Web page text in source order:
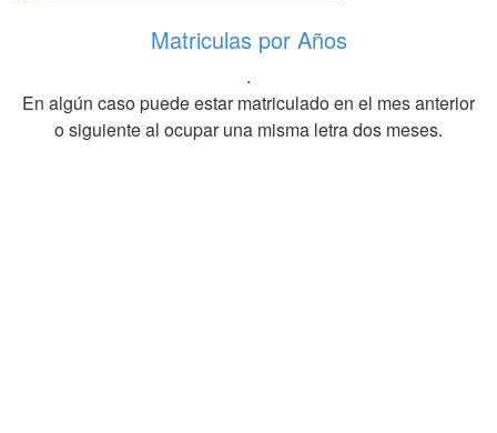
Matriculas por Años
.
En algún caso puede estar matriculado en el mes anterior
o siguiente al ocupar una misma letra dos meses.